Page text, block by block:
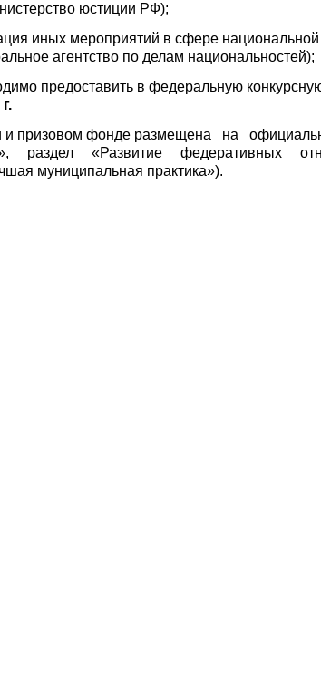
юстиции РФ);
иных мероприятий в сфере национальной
агентство по делам национальностей);
предоставить в федеральную
и призовом фонде размещена на
раздел «Развитие федеративных
муниципальная практика»).